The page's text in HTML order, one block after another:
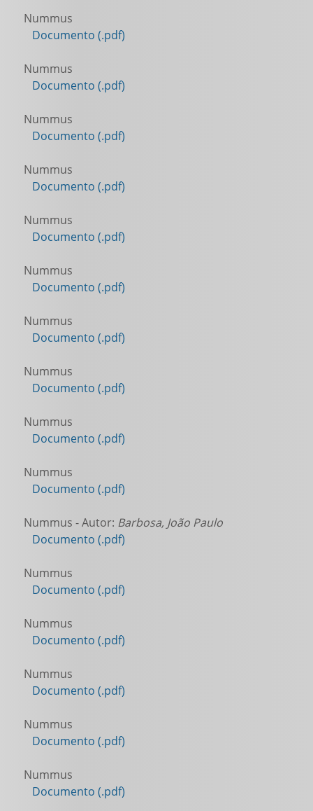
Nummus
Documento (.pdf)
Nummus
Documento (.pdf)
Nummus
Documento (.pdf)
Nummus
Documento (.pdf)
Nummus
Documento (.pdf)
Nummus
Documento (.pdf)
Nummus
Documento (.pdf)
Nummus
Documento (.pdf)
Nummus
Documento (.pdf)
Nummus
Documento (.pdf)
Nummus - Autor: Barbosa, João Paulo
Documento (.pdf)
Nummus
Documento (.pdf)
Nummus
Documento (.pdf)
Nummus
Documento (.pdf)
Nummus
Documento (.pdf)
Nummus
Documento (.pdf)